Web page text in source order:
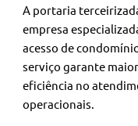
A portaria
empresa
acesso de
serviço garante
eficiência no
operacionais.